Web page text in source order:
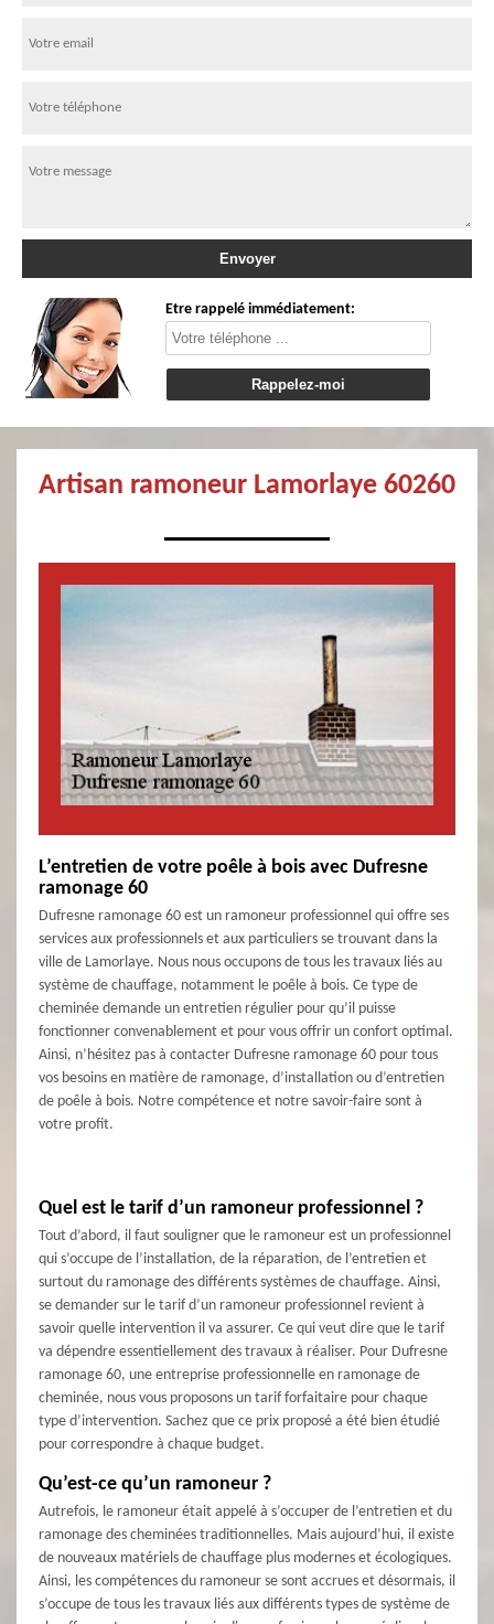
Etre rappelé immédiatement:
Artisan ramoneur Lamorlaye 60260
L’entretien de votre poêle à bois avec Dufresne
ramonage 60
Dufresne ramonage 60 est un ramoneur professionnel qui offre ses
services aux professionnels et aux particuliers se trouvant dans la
ville de Lamorlaye. Nous nous occupons de tous les travaux liés au
système de chauffage, notamment le poêle à bois. Ce type de
cheminée demande un entretien régulier pour qu’il puisse
fonctionner convenablement et pour vous offrir un confort optimal.
Ainsi, n’hésitez pas à contacter Dufresne ramonage 60 pour tous
vos besoins en matière de ramonage, d’installation ou d’entretien
de poêle à bois. Notre compétence et notre savoir-faire sont à
votre profit.
Quel est le tarif d’un ramoneur professionnel ?
Tout d’abord, il faut souligner que le ramoneur est un professionnel
qui s’occupe de l’installation, de la réparation, de l’entretien et
surtout du ramonage des différents systèmes de chauffage. Ainsi,
se demander sur le tarif d’un ramoneur professionnel revient à
savoir quelle intervention il va assurer. Ce qui veut dire que le tarif
va dépendre essentiellement des travaux à réaliser. Pour Dufresne
ramonage 60, une entreprise professionnelle en ramonage de
cheminée, nous vous proposons un tarif forfaitaire pour chaque
type d’intervention. Sachez que ce prix proposé a été bien étudié
pour correspondre à chaque budget.
Qu’est-ce qu’un ramoneur ?
Autrefois, le ramoneur était appelé à s’occuper de l’entretien et du
ramonage des cheminées traditionnelles. Mais aujourd’hui, il existe
de nouveaux matériels de chauffage plus modernes et écologiques.
Ainsi, les compétences du ramoneur se sont accrues et désormais, il
s’occupe de tous les travaux liés aux différents types de système de